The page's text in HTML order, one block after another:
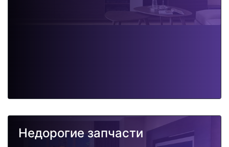
Недорогие запчасти